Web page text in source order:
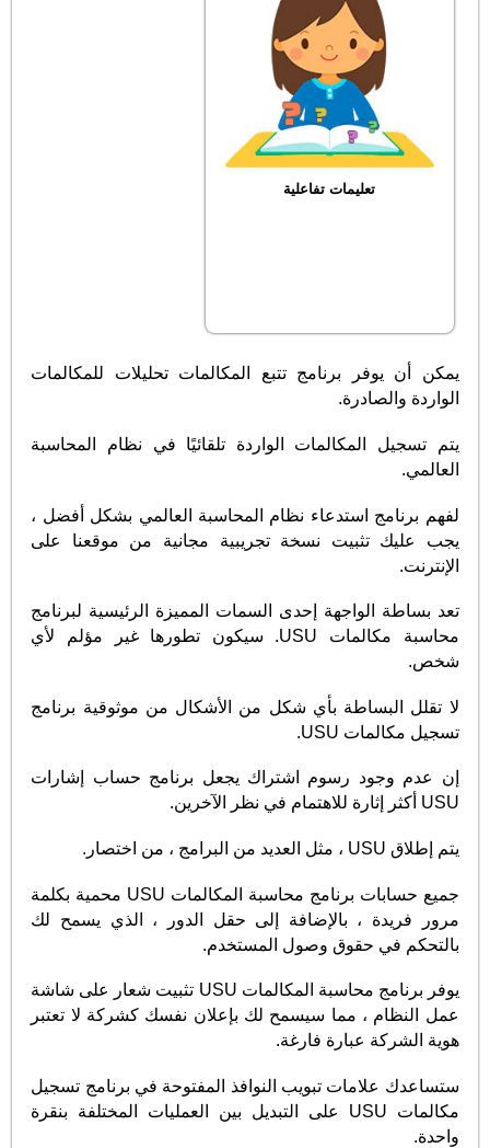
تعليمات تفاعلية
يمكن أن يوفر برنامج تتبع المكالمات تحليلات للمكالمات
الواردة والصادرة.
يتم تسجيل المكالمات الواردة تلقائيًا في نظام المحاسبة
العالمي.
لفهم برنامج استدعاء نظام المحاسبة العالمي بشكل أفضل ،
يجب عليك تثبيت نسخة تجريبية مجانية من موقعنا على
الإنترنت.
تعد بساطة الواجهة إحدى السمات المميزة الرئيسية لبرنامج
محاسبة مكالمات USU. سيكون تطورها غير مؤلم لأي
شخص.
لا تقلل البساطة بأي شكل من الأشكال من موثوقية برنامج
تسجيل مكالمات USU.
إن عدم وجود رسوم اشتراك يجعل برنامج حساب إشارات
USU أكثر إثارة للاهتمام في نظر الآخرين.
يتم إطلاق USU ، مثل العديد من البرامج ، من اختصار.
جميع حسابات برنامج محاسبة المكالمات USU محمية بكلمة
مرور فريدة ، بالإضافة إلى حقل الدور ، الذي يسمح لك
بالتحكم في حقوق وصول المستخدم.
يوفر برنامج محاسبة المكالمات USU تثبيت شعار على شاشة
عمل النظام ، مما سيسمح لك بإعلان نفسك كشركة لا تعتبر
هوية الشركة عبارة فارغة.
ستساعدك علامات تبويب النوافذ المفتوحة في برنامج تسجيل
مكالمات USU على التبديل بين العمليات المختلفة بنقرة
واحدة.